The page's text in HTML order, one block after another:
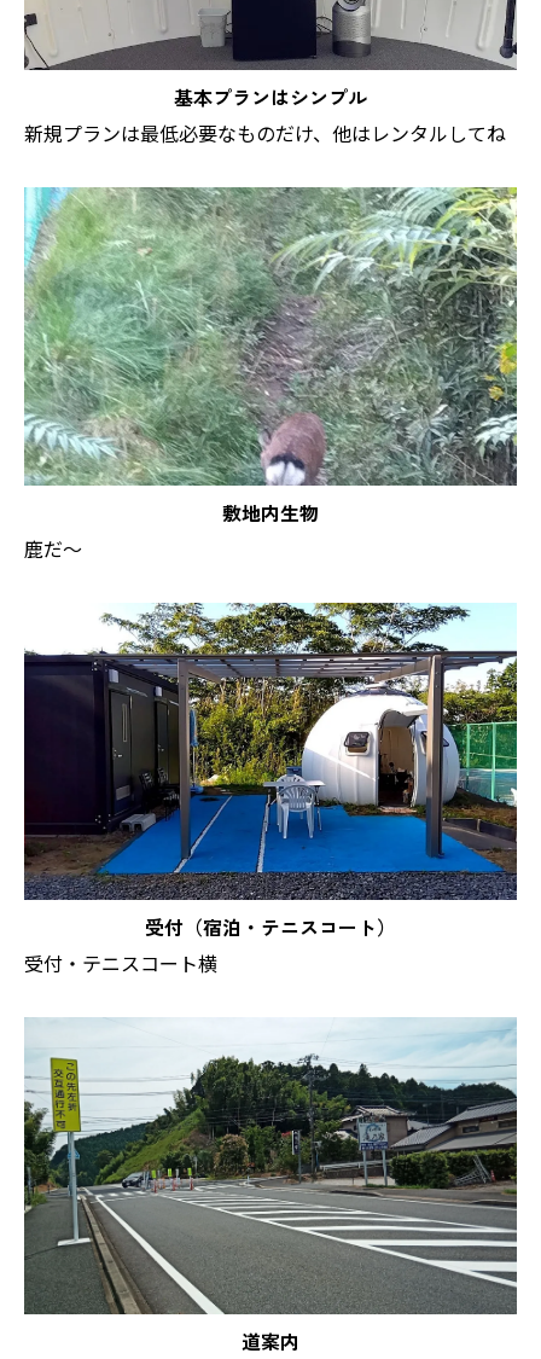
基本プランはシンプル
新規プランは最低必要なものだけ、他はレンタルしてね
敷地内生物
鹿だ～
受付（宿泊・テニスコート）
受付・テニスコート横
道案内